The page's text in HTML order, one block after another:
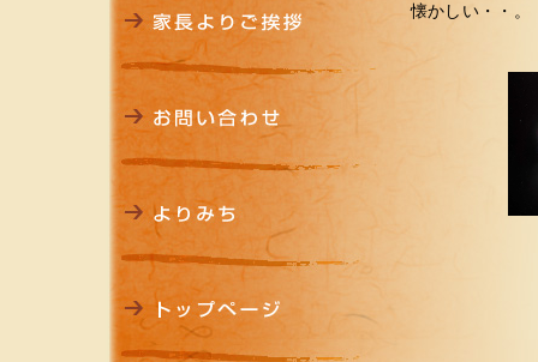
懐かしい・・。